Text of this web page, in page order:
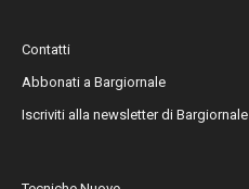
Contatti
Abbonati a Bargiornale
Iscriviti alla newsletter di Bargiornale